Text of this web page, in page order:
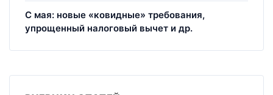
С мая: новые «ковидные» требования,
упрощенный налоговый вычет и др.